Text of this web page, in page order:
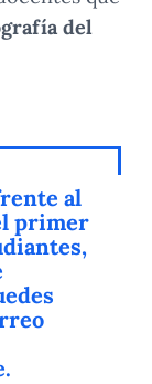
del
al
primer